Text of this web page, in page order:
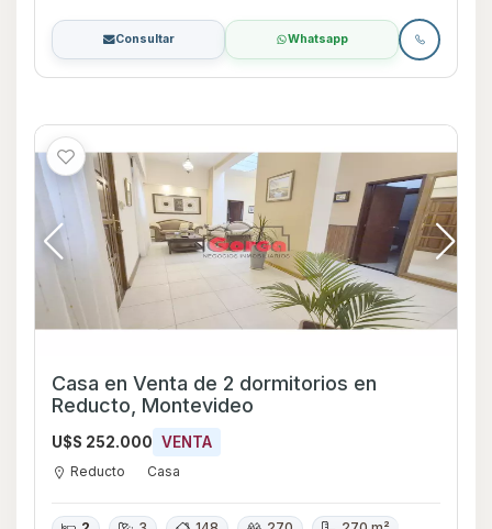
Consultar Whatsapp
Casa en Venta de 2 dormitorios en
Reducto, Montevideo
U$S 252.000 VENTA
Reducto Casa